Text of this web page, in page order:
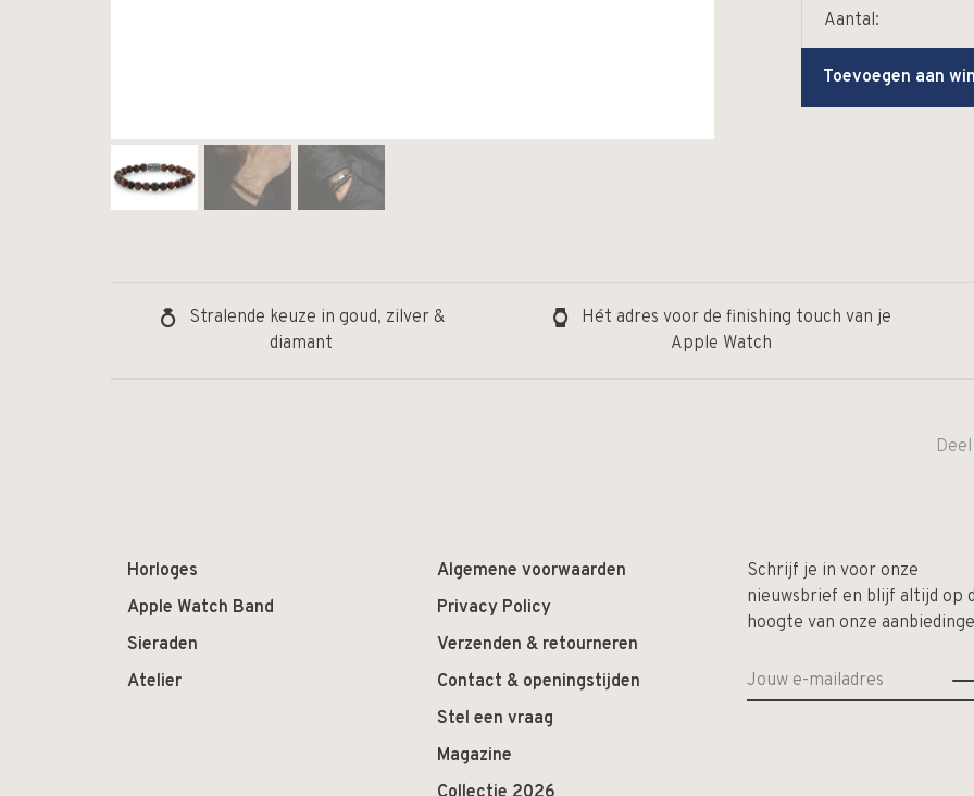
Aantal:
Toevoegen aan
Stralende keuze in goud, zilver &
diamant
Hét adres voor de finishing touch van je
Apple Watch
Horloges
Apple Watch Band
Sieraden
Atelier
Algemene voorwaarden
Privacy Policy
Verzenden & retourneren
Contact & openingstijden
Stel een vraag
Magazine
Schrijf je in voor onze
nieuwsbrief en blijf altijd op
hoogte van onze